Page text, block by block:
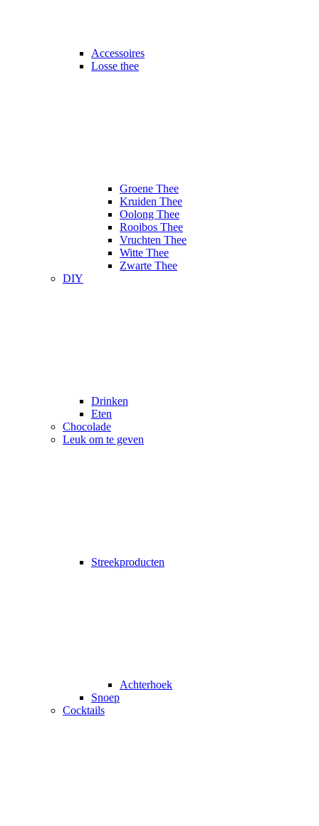
Accessoires
Losse thee
Groene Thee
Kruiden Thee
Oolong Thee
Rooibos Thee
Vruchten Thee
Witte Thee
Zwarte Thee
DIY
Drinken
Eten
Chocolade
Leuk om te geven
Streekproducten
Achterhoek
Snoep
Cocktails